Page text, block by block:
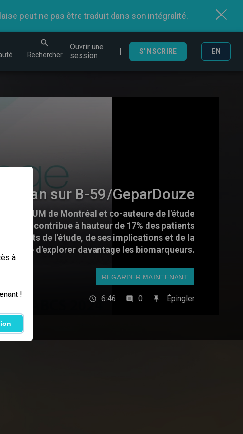
peut ne pas être traduit dans son intégralité.
Rechercher
Ouvrir une
session
| S'INSCRIRE EN
Rechercher
sur B-59/GeparDouze
au CHUM de Montréal et co-auteure de l'étude
qui contribue à hauteur de 17% des patients
résultats de l'étude, de ses implications et de la
nécessité d'explorer davantage les biomarqueurs.
REGARDER MAINTENANT
6:46 0 Épingler
à
!